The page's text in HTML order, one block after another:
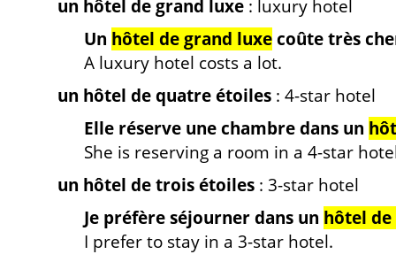
un hôtel de grand luxe : luxury hotel
Un hôtel de grand luxecoûte très
A luxury hotel costs a lot.
un hôtel de quatre étoiles : 4-star hotel
Elle réserve une chambre dans un
She is reserving a room in a 4-star
un hôtel de trois étoiles : 3-star hotel
Je préfère séjourner dans un hôtel
I prefer to stay in a 3-star hotel.